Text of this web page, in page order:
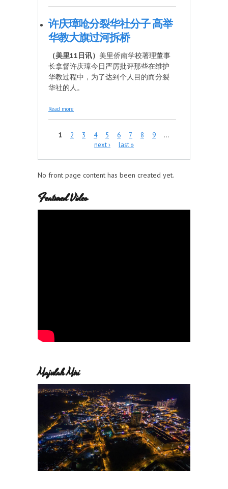
许庆璋呛分裂华社分子 高举
华教大旗过河拆桥
（美里11日讯） 美里侨南学校署理董事
长拿督许庆璋今日严厉批评那些在维护
华教过程中，为了达到个人目的而分裂
华社的人。
Read more
Pages
1 2 3 4 5 6 7 8 9
…
next ›
last »
No front page content has been created yet.
Featured Video
Majulah Miri